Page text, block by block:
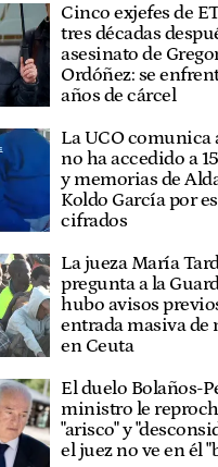
Cinco exjefes de
tres décadas
asesinato de
Ordóñez: se
años de cárcel
La UCO comunica
no ha accedido a
y memorias de
Koldo García por
cifrados
La jueza María
pregunta a la
hubo avisos
entrada masiva de
en Ceuta
El duelo Bolaños-
ministro le
"arisco" y
el juez no ve en él